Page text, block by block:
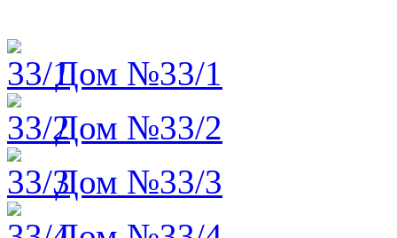
Дом №33/1
Дом №33/2
Дом №33/3